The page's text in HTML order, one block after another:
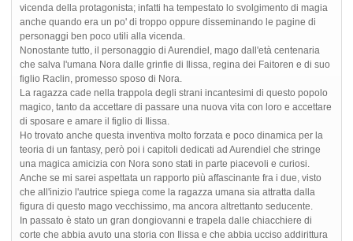
vicenda della protagonista; infatti ha tempestato lo svolgimento di magia
anche quando era un po' di troppo oppure disseminando le pagine di
personaggi ben poco utili alla vicenda.
Nonostante tutto, il personaggio di Aurendiel, mago dall'età centenaria
che salva l'umana Nora dalle grinfie di Ilissa, regina dei Faitoren e di suo
figlio Raclin, promesso sposo di Nora.
La ragazza cade nella trappola degli strani incantesimi di questo popolo
magico, tanto da accettare di passare una nuova vita con loro e accettare
di sposare e amare il figlio di Ilissa.
Ho trovato anche questa inventiva molto forzata e poco dinamica per la
teoria di un fantasy, però poi i capitoli dedicati ad Aurendiel che stringe
una magica amicizia con Nora sono stati in parte piacevoli e curiosi.
Anche se mi sarei aspettata un rapporto più affascinante fra i due, visto
che all'inizio l'autrice spiega come la ragazza umana sia attratta dalla
figura di questo mago vecchissimo, ma ancora altrettanto seducente.
In passato è stato un gran dongiovanni e trapela dalle chiacchiere di
corte che abbia avuto una storia con Ilissa e che abbia ucciso addirittura